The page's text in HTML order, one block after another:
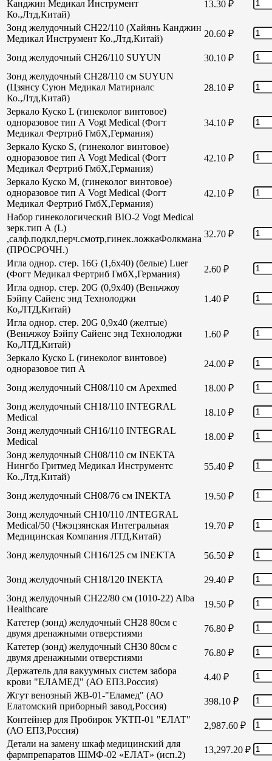
Канджин Медикал Инструмент
Ко.,Лтд,Китай)
13.30 ₽
Зонд желудочный СН22/110 (Хайянь Канджин
Медикал Инструмент Ко.,Лтд,Китай)
20.60 ₽
Зонд желудочный СН26/110 SUYUN 30.10 ₽
Зонд желудочный СН28/110 см SUYUN
(Цзянсу Суюн Медикал Матириалс
Ко.,Лтд,Китай)
28.10 ₽
Зеркало Куско L (гинеколог винтовое)
одноразовое тип А Vogt Medical (Фогт
Медикал Фертриб ГмбХ,Германия)
34.10 ₽
Зеркало Куско S, (гинеколог винтовое)
одноразовое тип А Vogt Medical (Фогт
Медикал Фертриб ГмбХ,Германия)
42.10 ₽
Зеркало Куско М, (гинеколог винтовое)
одноразовое тип А Vogt Medical (Фогт
Медикал Фертриб ГмбХ,Германия)
42.10 ₽
Набор гинекологический BIO-2 Vogt Medical
зерк.тип А (L)
,салф.подкл,перч.смотр,гинек.ложкаФолкмана
(ПРОСРОЧН.)
32.70 ₽
Игла однор. стер. 16G (1,6х40) (белые) Luer
(Фогт Медикал Фертриб ГмбХ,Германия)
2.60 ₽
Игла однор. стер. 20G (0,9х40) (Веньчжоу
Бэйпу Сайенс энд Технолоджи
Ко,ЛТД,Китай)
1.40 ₽
Игла однор. стер. 20G 0,9х40 (желтые)
(Веньчжоу Бэйпу Сайенс энд Технолоджи
Ко,ЛТД,Китай)
1.60 ₽
Зеркало Куско L (гинеколог винтовое)
одноразовое тип А
24.00 ₽
Зонд желудочный СН08/110 см Apexmed 18.00 ₽
Зонд желудочный СН18/110 INTEGRAL
Medical
18.10 ₽
Зонд желудочный СН16/110 INTEGRAL
Medical
18.00 ₽
Зонд желудочный СН08/110 см INEKTA
Нингбо Гритмед Медикал Инструментс
Ко.,Лтд,Китай)
55.40 ₽
Зонд желудочный СН08/76 см INEKTA 19.50 ₽
Зонд желудочный СН10/110 /INTEGRAL
Medical/50 (Чжэцзянская Интегральная
Медицинская Компания ЛТД,Китай)
19.70 ₽
Зонд желудочный СН16/125 см INEKTA 56.50 ₽
Зонд желудочный СН18/120 INEKTA 29.40 ₽
Зонд желудочный СН22/80 см (1010-22) Alba
Healthcare
19.50 ₽
Катетер (зонд) желудочный СН28 80см с
двумя дренажными отверстиями
76.80 ₽
Катетер (зонд) желудочный СН30 80см с
двумя дренажными отверстиями
76.80 ₽
Держатель для вакуумных систем забора
крови "ЕЛАМЕД" (АО ЕПЗ.Россия)
4.40 ₽
Жгут венозный ЖВ-01-"Еламед" (АО
Елатомский приборный завод,Россия)
398.10 ₽
Контейнер для Пробирок УКТП-01 "ЕЛАТ"
(АО ЕПЗ,Россия)
2,987.60 ₽
Детали на замену шкаф медицинский для
фармпрепаратов ШМФ-02 «ЕЛАТ» (исп.2)
13,297.20 ₽